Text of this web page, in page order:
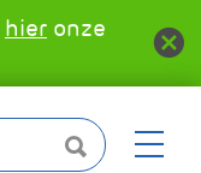
hier onze